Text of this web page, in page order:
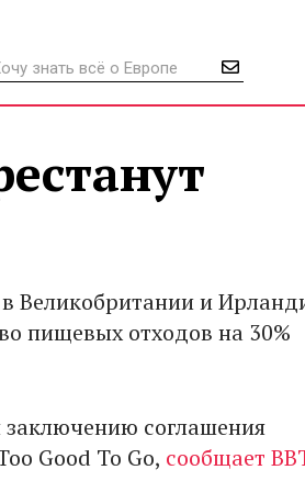
Великобритании и
пищевых отходов на 30%
заключению соглашения
Good To Go, сообщает